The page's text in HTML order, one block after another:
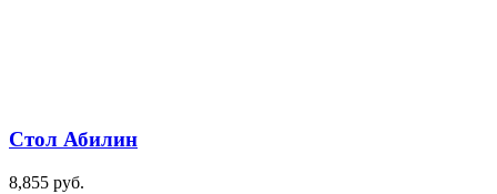
Стол Абилин
8,855 руб.